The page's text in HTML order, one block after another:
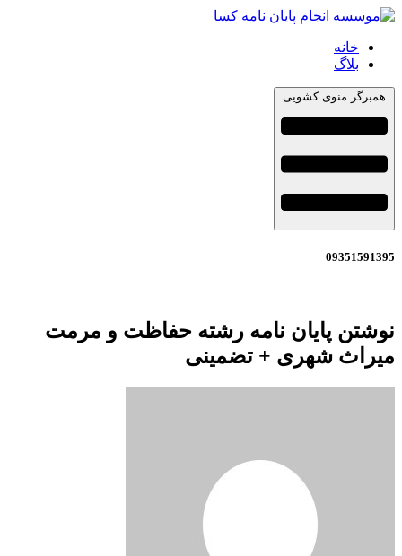
خانه
بلاگ
همبرگر منوی کشویی
09351591395
نوشتن پایان نامه رشته حفاظت و مرمت
میراث شهری + تضمینی